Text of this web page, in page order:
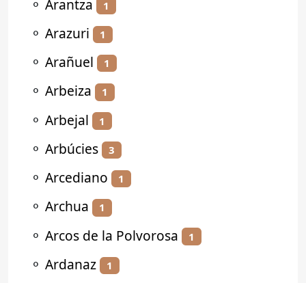
⚬ Arantza 1
⚬ Arazuri 1
⚬ Arañuel 1
⚬ Arbeiza 1
⚬ Arbejal 1
⚬ Arbúcies 3
⚬ Arcediano 1
⚬ Archua 1
⚬ Arcos de la Polvorosa 1
⚬ Ardanaz 1